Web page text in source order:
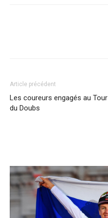
Article précédent
Les coureurs engagés au Tour
du Doubs